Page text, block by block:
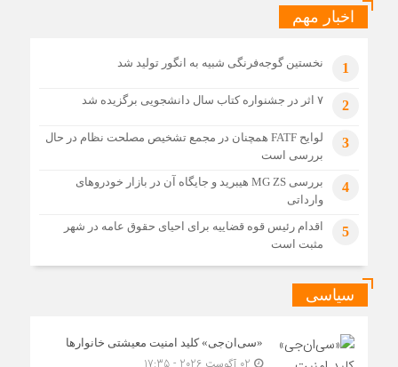
بازسازی پالایشگاه‌های آسیب‌دیده پارس جنوبی شتاب می‌گیرد
قیمت نفت تثبیت شد
اخبار مهم
1 نخستین گوجه‌فرنگی شبیه به انگور تولید شد
2 ۷ اثر در جشنواره کتاب سال دانشجویی برگزیده شد
3
لوایح FATF همچنان در مجمع تشخیص مصلحت نظام در حال
بررسی است
4
بررسی MG ZS هیبرید و جایگاه آن در بازار خودروهای
وارداتی
5
اقدام رئیس قوه قضاییه برای احیای حقوق عامه در شهر
مثبت است
سیاسی
«سی‌ان‌جی» کلید امنیت معیشتی خانوارها